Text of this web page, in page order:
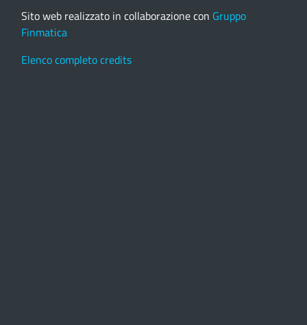
Sito web realizzato in collaborazione con Gruppo
Finmatica
Elenco completo credits